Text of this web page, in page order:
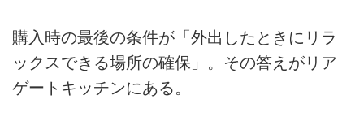
購入時の最後の条件が「外出したときにリラ
ックスできる場所の確保」。その答えがリア
ゲートキッチンにある。